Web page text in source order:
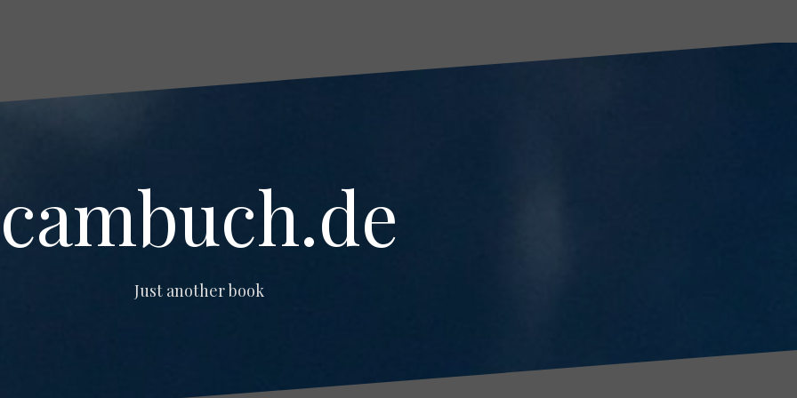
cambuch.de
Just another book